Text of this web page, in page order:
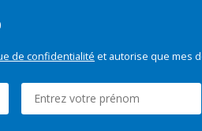
de confidentialité et autorise que mes